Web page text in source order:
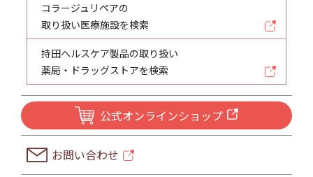
コラージュリペアの
取り扱い医療施設を検索
持田ヘルスケア製品の取り扱い
薬局・ドラッグストアを検索
公式オンラインショップ
お問い合わせ